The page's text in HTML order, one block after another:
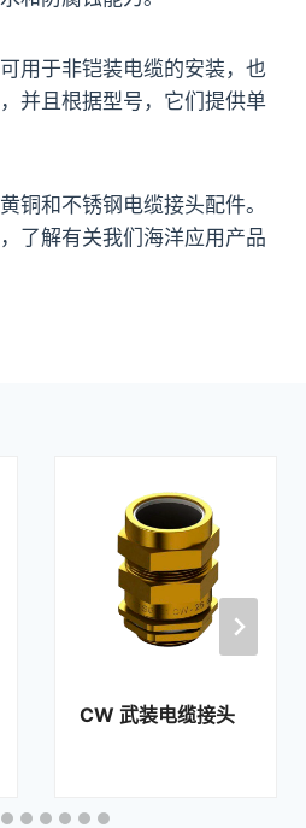
用于非铠装电缆的安装，也
并且根据型号，它们提供单
铜和不锈钢电缆接头配件。
了解有关我们海洋应用产品
未组装的 ATEX 电